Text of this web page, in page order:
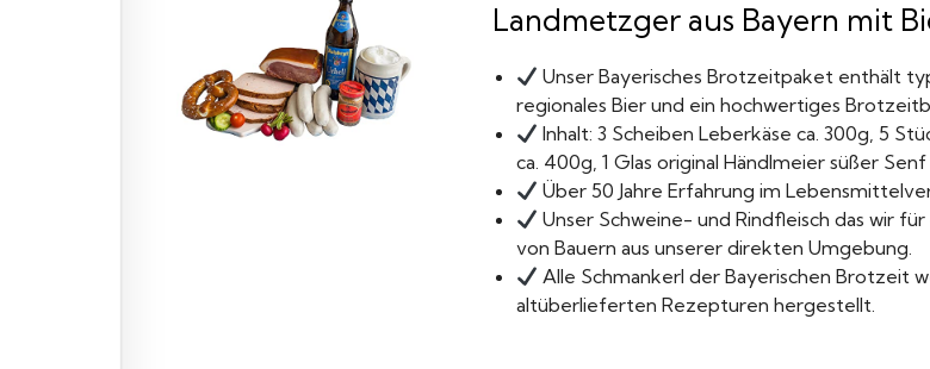
Landmetzger aus Bayern mit
Unser Bayerisches Brotzeitpaket enthält
regionales Bier und ein hochwertiges
Inhalt: 3 Scheiben Leberkäse ca. 300g, 5
ca. 400g, 1 Glas original Händlmeier süßer Senf
Über 50 Jahre Erfahrung im
Unser Schweine- und Rindfleisch das wir
von Bauern aus unserer direkten Umgebung.
Alle Schmankerl der Bayerischen Brotzeit
altüberlieferten Rezepturen hergestellt.